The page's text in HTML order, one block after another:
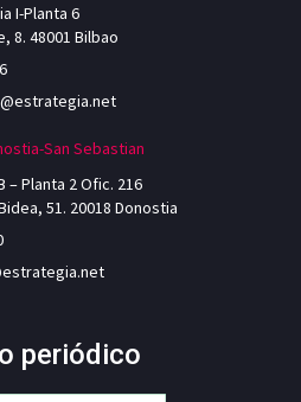
I-Planta 6
8. 48001 Bilbao
San Sebastian
– Planta 2 Ofic. 216
51. 20018 Donostia
periódico